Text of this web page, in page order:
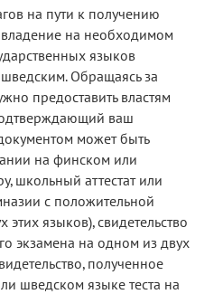
на пути к получению
на необходимом
языков
Обращаясь за
предоставить властям
ваш
может быть
на финском или
школьный аттестат или
с положительной
языков), свидетельство
экзамена на одном из двух
полученное
шведском языке теста на